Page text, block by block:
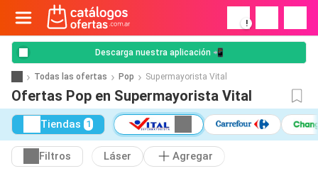
!
Descarga nuestra aplicación 📲
Todas las ofertas Pop Supermayorista Vital
Ofertas Pop en Supermayorista Vital
Tiendas 1
Filtros Láser
Agregar